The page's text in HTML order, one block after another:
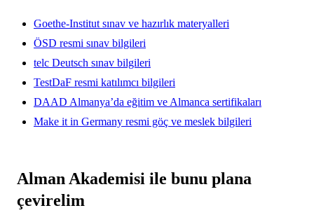
Goethe-Institut sınav ve hazırlık materyalleri
ÖSD resmi sınav bilgileri
telc Deutsch sınav bilgileri
TestDaF resmi katılımcı bilgileri
DAAD Almanya’da eğitim ve Almanca sertifikaları
Make it in Germany resmi göç ve meslek bilgileri
Alman Akademisi ile bunu plana
çevirelim